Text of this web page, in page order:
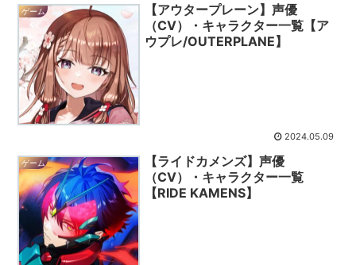
ゲーム
【アウタープレーン】声優
（CV）・キャラクター一覧【ア
ウプレ/OUTERPLANE】
2024.05.09
ゲーム
【ライドカメンズ】声優
（CV）・キャラクター一覧
【RIDE KAMENS】